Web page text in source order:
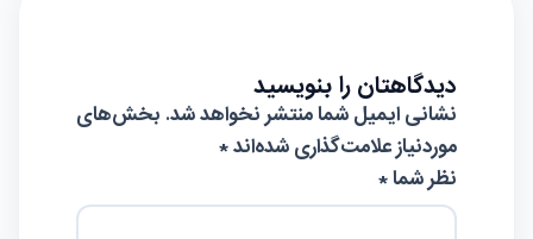
دیدگاهتان را بنویسید
نشانی ایمیل شما منتشر نخواهد شد. بخش‌های
موردنیاز علامت‌گذاری شده‌اند*
نظر شما *